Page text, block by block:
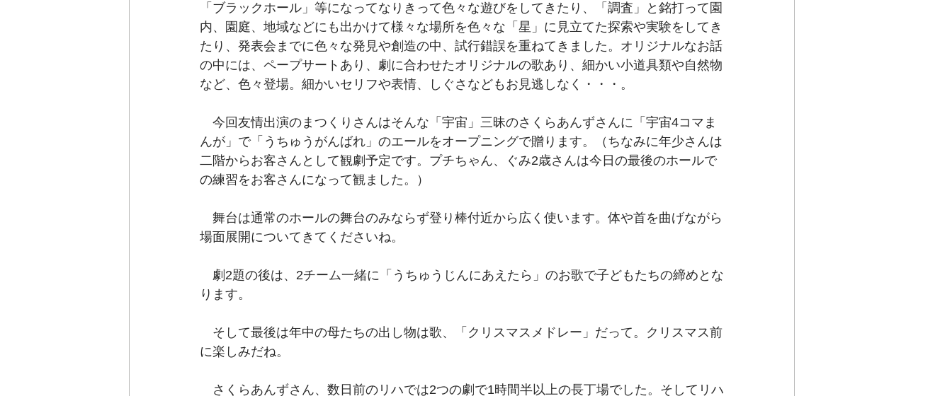
「ブラックホール」等になってなりきって色々な遊びをしてきたり、「調査」と銘打って園
内、園庭、地域などにも出かけて様々な場所を色々な「星」に見立てた探索や実験をしてき
たり、発表会までに色々な発見や創造の中、試行錯誤を重ねてきました。オリジナルなお話
の中には、ペープサートあり、劇に合わせたオリジナルの歌あり、細かい小道具類や自然物
など、色々登場。細かいセリフや表情、しぐさなどもお見逃しなく・・・。
今回友情出演のまつくりさんはそんな「宇宙」三昧のさくらあんずさんに「宇宙4コマま
んが」で「うちゅうがんばれ」のエールをオープニングで贈ります。（ちなみに年少さんは
二階からお客さんとして観劇予定です。プチちゃん、ぐみ2歳さんは今日の最後のホールで
の練習をお客さんになって観ました。）
舞台は通常のホールの舞台のみならず登り棒付近から広く使います。体や首を曲げながら
場面展開についてきてくださいね。
劇2題の後は、2チーム一緒に「うちゅうじんにあえたら」のお歌で子どもたちの締めとな
ります。
そして最後は年中の母たちの出し物は歌、「クリスマスメドレー」だって。クリスマス前
に楽しみだね。
さくらあんずさん、数日前のリハでは2つの劇で1時間半以上の長丁場でした。そしてリハ